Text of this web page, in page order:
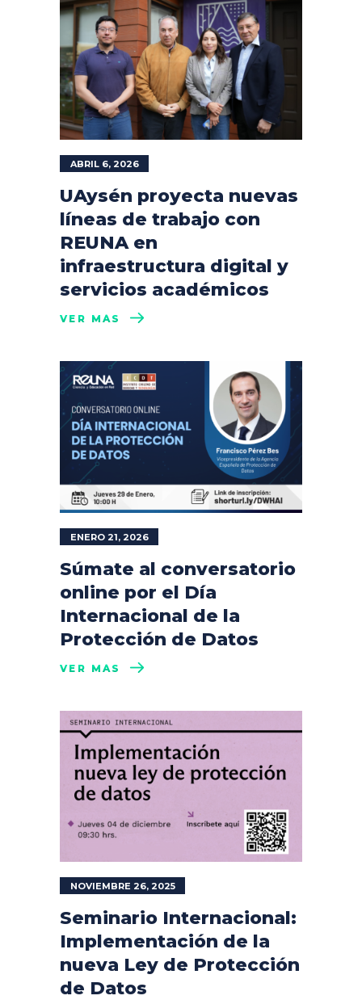
ABRIL 6, 2026
UAysén proyecta nuevas
líneas de trabajo con
REUNA en
infraestructura digital y
servicios académicos
VER MÁS
ENERO 21, 2026
Súmate al conversatorio
online por el Día
Internacional de la
Protección de Datos
VER MÁS
NOVIEMBRE 26, 2025
Seminario Internacional:
Implementación de la
nueva Ley de Protección
de Datos